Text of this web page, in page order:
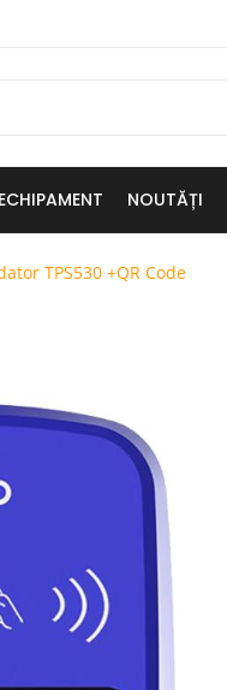
ECHIPAMENT NOUTĂȚI
TPS530 +QR Code